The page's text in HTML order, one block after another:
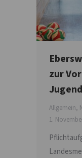
zur
Allgemein,
1.